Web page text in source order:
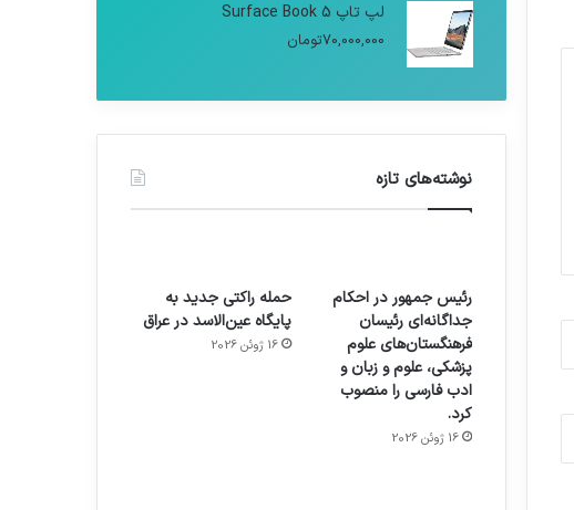
لپ تاپ Surface Book 5
70,000,000تومان
نوشته‌های تازه
رئیس جمهور در احکام
جداگانه‌ای رئیسان
فرهنگستان‌های علوم
پزشکی، علوم و زبان و
ادب فارسی را منصوب
کرد.
16 ژوئن 2026
حمله راکتی جدید به
پایگاه عین‌الاسد در عراق
16 ژوئن 2026